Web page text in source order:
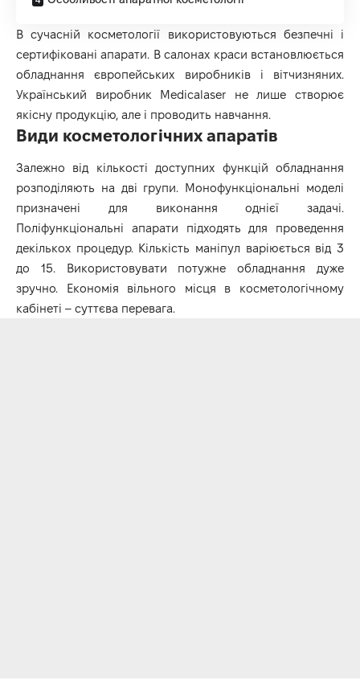
В сучасній косметології використовуються безпечні і
сертифіковані апарати. В салонах краси встановлюється
обладнання європейських виробників і вітчизняних.
Український виробник Medicalaser не лише створює
якісну продукцію, але і проводить навчання.
Види косметологічних апаратів
Залежно від кількості доступних функцій обладнання
розподіляють на дві групи. Монофункціональні моделі
призначені для виконання однієї задачі.
Поліфункціональні апарати підходять для проведення
декількох процедур. Кількість маніпул варіюється від 3
до 15. Використовувати потужне обладнання дуже
зручно. Економія вільного місця в косметологічному
кабінеті – суттєва перевага.